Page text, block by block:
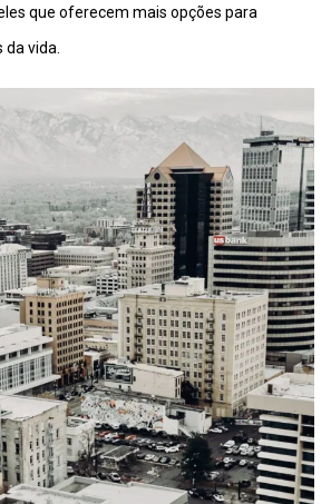
que oferecem mais opções para
vida.